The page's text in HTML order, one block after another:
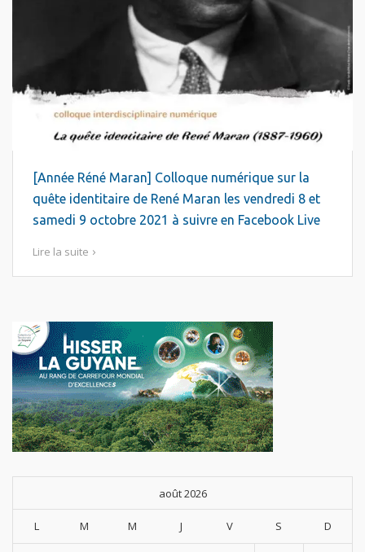
[Année Réné Maran] Colloque numérique sur la
quête identitaire de René Maran les vendredi 8 et
samedi 9 octobre 2021 à suivre en Facebook Live
Lire la suite
août 2026
L M M J V S D